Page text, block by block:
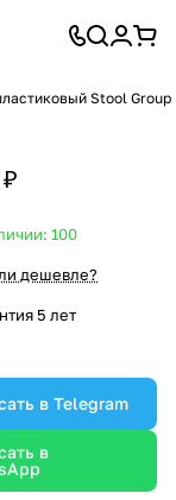
Stool
100
дешевле?
5 лет
в Telegram
в